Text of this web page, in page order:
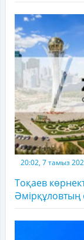
20:02, 7 тамыз
Тоқаев
Әмірқұловтың